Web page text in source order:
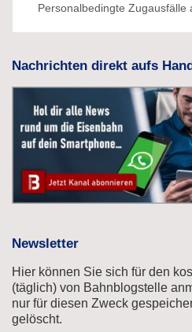
Personalbedingte Zugausfälle
Nachrichten direkt aufs
Newsletter
Hier können Sie sich für den
(täglich) von Bahnblogstelle
nur für diesen Zweck
gelöscht.